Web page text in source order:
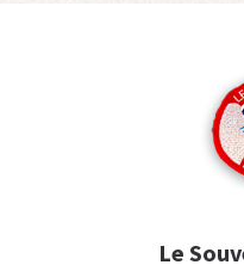
Le